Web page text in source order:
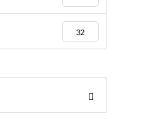
32